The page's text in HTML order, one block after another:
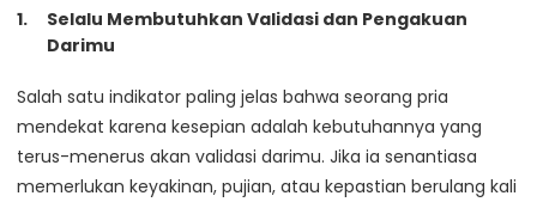
Selalu Membutuhkan Validasi dan Pengakuan
Darimu
Salah satu indikator paling jelas bahwa seorang pria
mendekat karena kesepian adalah kebutuhannya yang
terus-menerus akan validasi darimu. Jika ia senantiasa
memerlukan keyakinan, pujian, atau kepastian berulang kali